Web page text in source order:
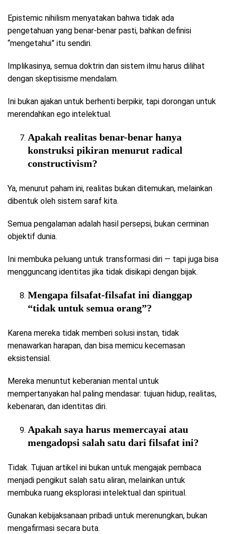
Epistemic nihilism menyatakan bahwa tidak ada
pengetahuan yang benar-benar pasti, bahkan definisi
“mengetahui” itu sendiri.
Implikasinya, semua doktrin dan sistem ilmu harus dilihat
dengan skeptisisme mendalam.
Ini bukan ajakan untuk berhenti berpikir, tapi dorongan untuk
merendahkan ego intelektual.
Apakah realitas benar-benar hanya
konstruksi pikiran menurut radical
constructivism?
Ya, menurut paham ini, realitas bukan ditemukan, melainkan
dibentuk oleh sistem saraf kita.
Semua pengalaman adalah hasil persepsi, bukan cerminan
objektif dunia.
Ini membuka peluang untuk transformasi diri — tapi juga bisa
mengguncang identitas jika tidak disikapi dengan bijak.
Mengapa filsafat-filsafat ini dianggap
“tidak untuk semua orang”?
Karena mereka tidak memberi solusi instan, tidak
menawarkan harapan, dan bisa memicu kecemasan
eksistensial.
Mereka menuntut keberanian mental untuk
mempertanyakan hal paling mendasar: tujuan hidup, realitas,
kebenaran, dan identitas diri.
Apakah saya harus memercayai atau
mengadopsi salah satu dari filsafat ini?
Tidak. Tujuan artikel ini bukan untuk mengajak pembaca
menjadi pengikut salah satu aliran, melainkan untuk
membuka ruang eksplorasi intelektual dan spiritual.
Gunakan kebijaksanaan pribadi untuk merenungkan, bukan
mengafirmasi secara buta.